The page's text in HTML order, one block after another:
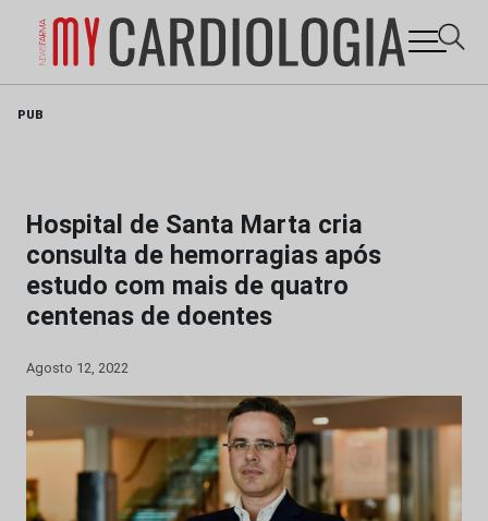
PUB
Hospital de Santa Marta cria
consulta de hemorragias após
estudo com mais de quatro
centenas de doentes
Agosto 12, 2022